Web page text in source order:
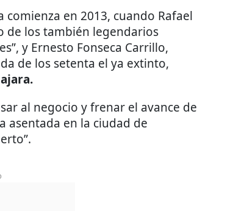
en 2013, cuando Rafael
de los también legendarios
y Ernesto Fonseca Carrillo,
de los setenta el ya extinto,
al negocio y frenar el avance de
asentada en la ciudad de